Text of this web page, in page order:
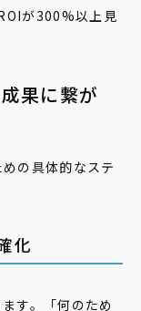
が300%以上見
果に繋が
の具体的なステ
化
す。「何のため